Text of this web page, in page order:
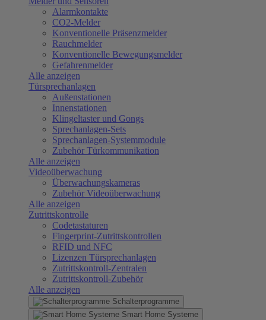
Alarmkontakte
CO2-Melder
Konventionelle Präsenzmelder
Rauchmelder
Konventionelle Bewegungsmelder
Gefahrenmelder
Alle anzeigen
Türsprechanlagen
Außenstationen
Innenstationen
Klingeltaster und Gongs
Sprechanlagen-Sets
Sprechanlagen-Systemmodule
Zubehör Türkommunikation
Alle anzeigen
Videoüberwachung
Überwachungskameras
Zubehör Videoüberwachung
Alle anzeigen
Zutrittskontrolle
Codetastaturen
Fingerprint-Zutrittskontrollen
RFID und NFC
Lizenzen Türsprechanlagen
Zutrittskontroll-Zentralen
Zutrittskontroll-Zubehör
Alle anzeigen
Schalterprogramme
Smart Home Systeme